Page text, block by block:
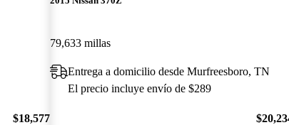
$18,577
79,633 millas
Entrega a domicilio desde Murfreesboro, TN
El precio incluye envío de $289